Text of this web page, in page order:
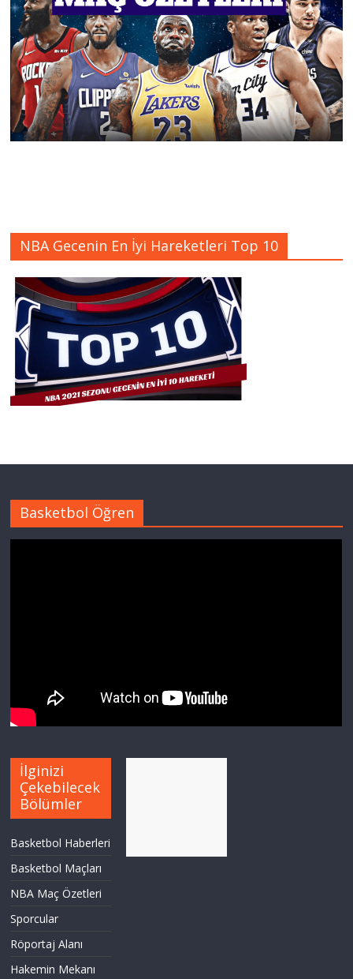
NBA Gecenin En İyi Hareketleri Top 10
Basketbol Öğren
İlginizi
Çekebilecek
Bölümler
Basketbol Haberleri
Basketbol Maçları
NBA Maç Özetleri
Sporcular
Röportaj Alanı
Hakemin Mekanı